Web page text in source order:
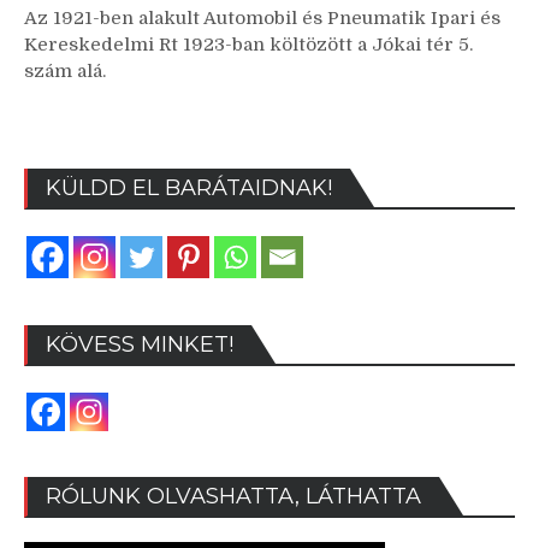
VI.
kerület,
Az 1921-ben alakult Automobil és Pneumatik Ipari és
Kereskedelmi Rt 1923-ban költözött a Jókai tér 5.
szám alá.
KÜLDD EL BARÁTAIDNAK!
KÖVESS MINKET!
RÓLUNK OLVASHATTA, LÁTHATTA